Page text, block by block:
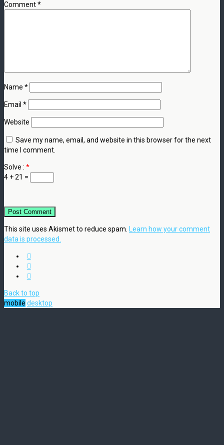
Comment*
Name *
Email *
Website
Save my name, email, and website in this browser for the next
time I comment.
Solve : *
4 + 21 =
This site uses Akismet to reduce spam.
Learn how your comment
data is processed.
Back to top
mobile desktop